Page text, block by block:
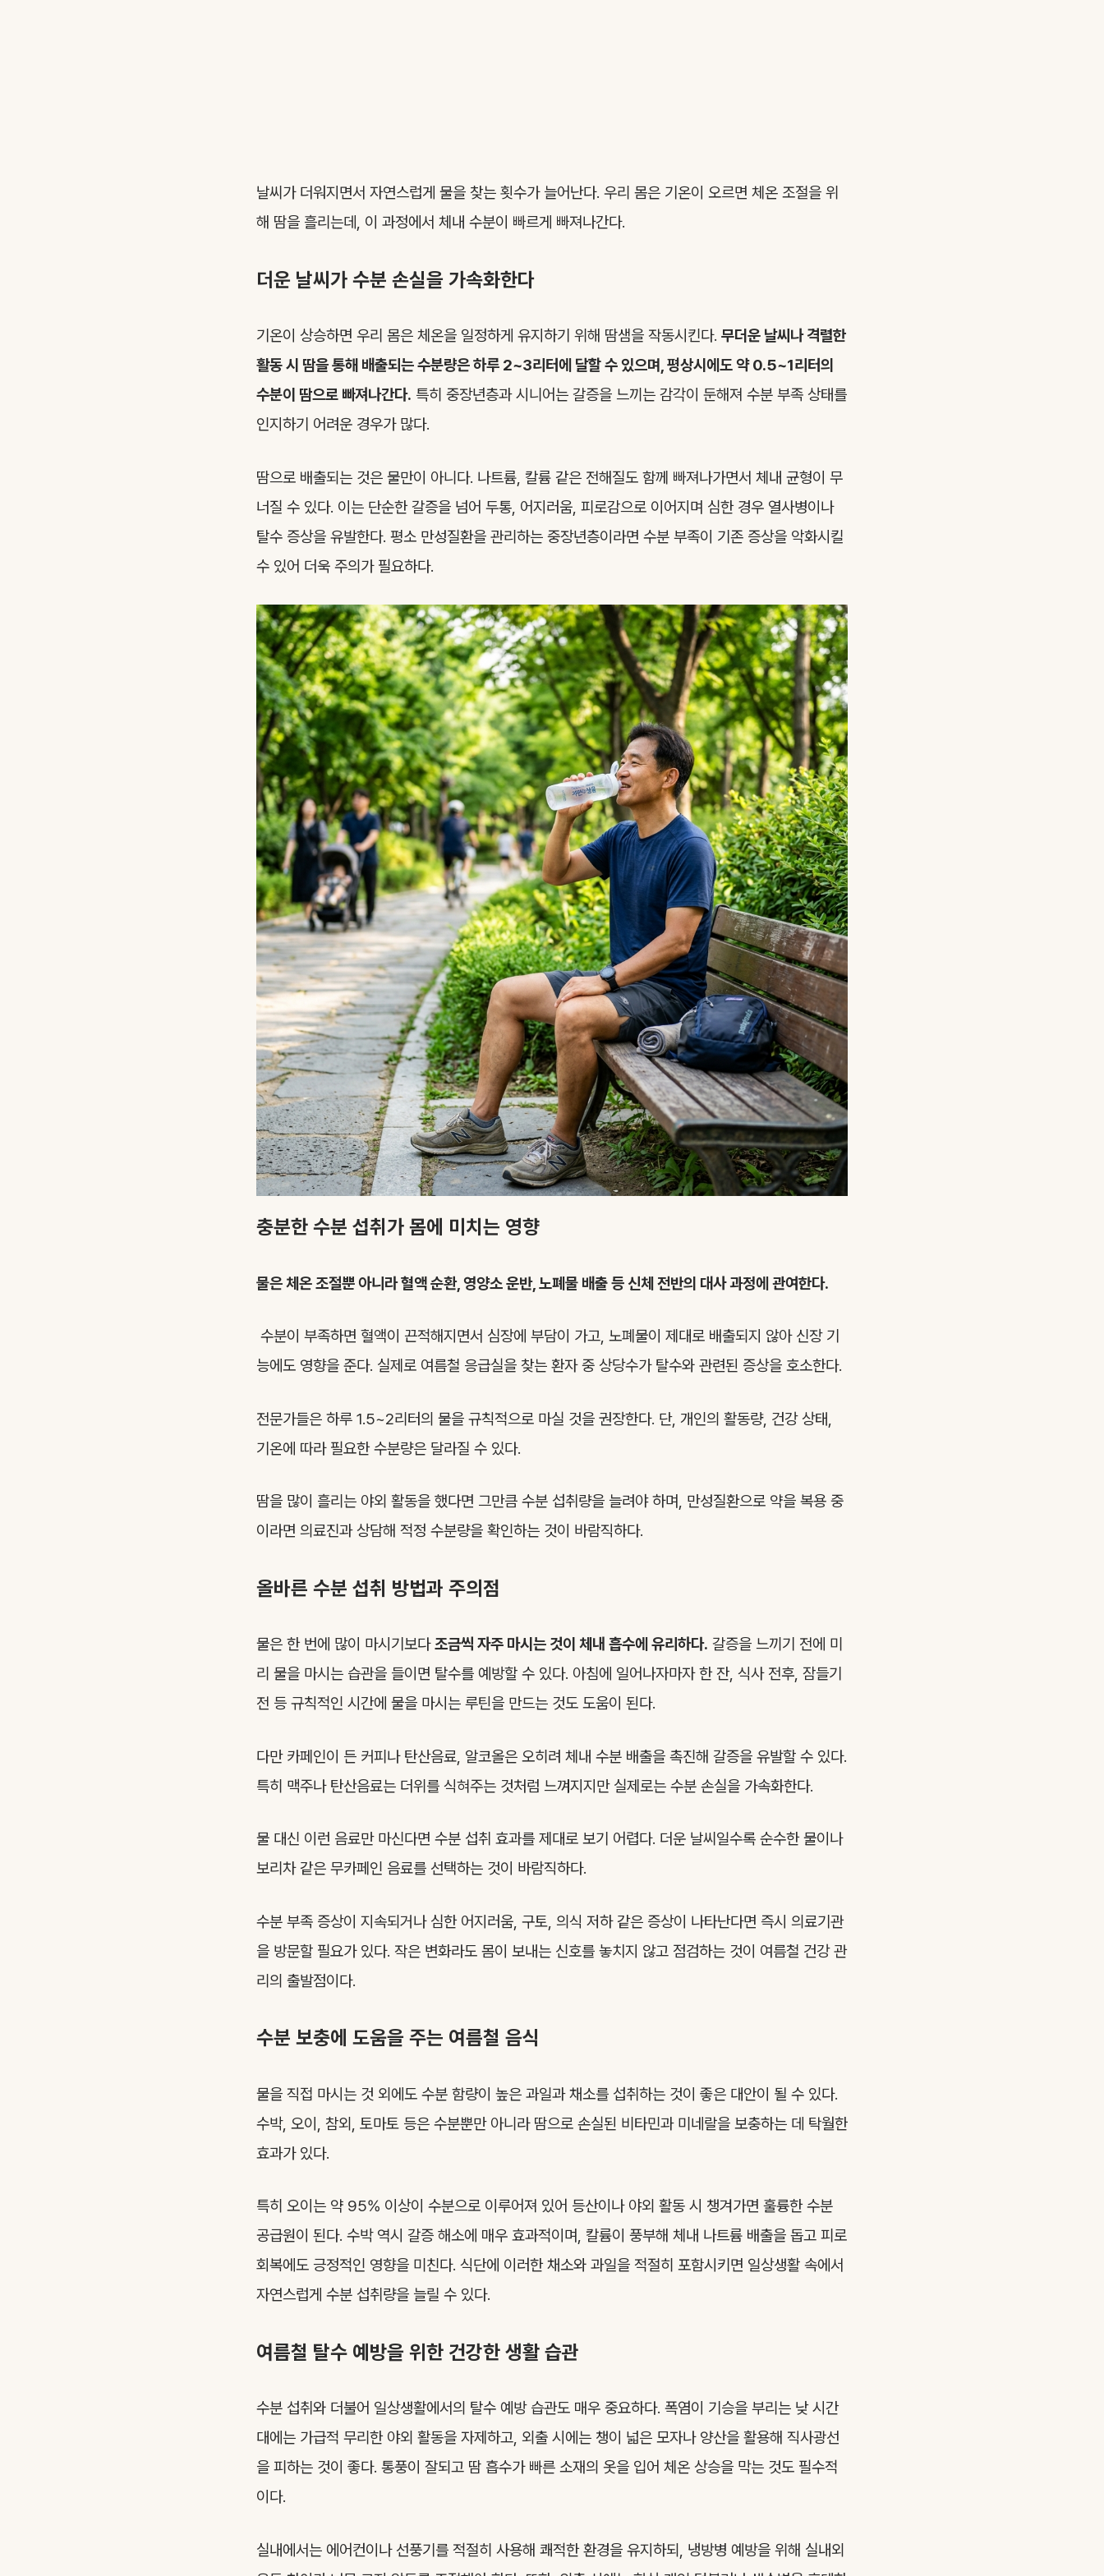
날씨가 더워지면서 자연스럽게 물을 찾는 횟수가 늘어난다. 우리 몸은 기온이 오르면 체온 조절을 위
해 땀을 흘리는데, 이 과정에서 체내 수분이 빠르게 빠져나간다.
더운 날씨가 수분 손실을 가속화한다
기온이 상승하면 우리 몸은 체온을 일정하게 유지하기 위해 땀샘을 작동시킨다. 무더운 날씨나 격렬한
활동 시 땀을 통해 배출되는 수분량은 하루 2~3리터에 달할 수 있으며, 평상시에도 약 0.5~1리터의
수분이 땀으로 빠져나간다. 특히 중장년층과 시니어는 갈증을 느끼는 감각이 둔해져 수분 부족 상태를
인지하기 어려운 경우가 많다.
땀으로 배출되는 것은 물만이 아니다. 나트륨, 칼륨 같은 전해질도 함께 빠져나가면서 체내 균형이 무
너질 수 있다. 이는 단순한 갈증을 넘어 두통, 어지러움, 피로감으로 이어지며 심한 경우 열사병이나
탈수 증상을 유발한다. 평소 만성질환을 관리하는 중장년층이라면 수분 부족이 기존 증상을 악화시킬
수 있어 더욱 주의가 필요하다.
충분한 수분 섭취가 몸에 미치는 영향
물은 체온 조절뿐 아니라 혈액 순환, 영양소 운반, 노폐물 배출 등 신체 전반의 대사 과정에 관여한다.
수분이 부족하면 혈액이 끈적해지면서 심장에 부담이 가고, 노폐물이 제대로 배출되지 않아 신장 기
능에도 영향을 준다. 실제로 여름철 응급실을 찾는 환자 중 상당수가 탈수와 관련된 증상을 호소한다.
전문가들은 하루 1.5~2리터의 물을 규칙적으로 마실 것을 권장한다. 단, 개인의 활동량, 건강 상태,
기온에 따라 필요한 수분량은 달라질 수 있다.
땀을 많이 흘리는 야외 활동을 했다면 그만큼 수분 섭취량을 늘려야 하며, 만성질환으로 약을 복용 중
이라면 의료진과 상담해 적정 수분량을 확인하는 것이 바람직하다.
올바른 수분 섭취 방법과 주의점
물은 한 번에 많이 마시기보다조금씩 자주 마시는 것이 체내 흡수에 유리하다. 갈증을 느끼기 전에 미
리 물을 마시는 습관을 들이면 탈수를 예방할 수 있다. 아침에 일어나자마자 한 잔, 식사 전후, 잠들기
전 등 규칙적인 시간에 물을 마시는 루틴을 만드는 것도 도움이 된다.
다만 카페인이 든 커피나 탄산음료, 알코올은 오히려 체내 수분 배출을 촉진해 갈증을 유발할 수 있다.
특히 맥주나 탄산음료는 더위를 식혀주는 것처럼 느껴지지만 실제로는 수분 손실을 가속화한다.
물 대신 이런 음료만 마신다면 수분 섭취 효과를 제대로 보기 어렵다. 더운 날씨일수록 순수한 물이나
보리차 같은 무카페인 음료를 선택하는 것이 바람직하다.
수분 부족 증상이 지속되거나 심한 어지러움, 구토, 의식 저하 같은 증상이 나타난다면 즉시 의료기관
을 방문할 필요가 있다. 작은 변화라도 몸이 보내는 신호를 놓치지 않고 점검하는 것이 여름철 건강 관
리의 출발점이다.
수분 보충에 도움을 주는 여름철 음식
물을 직접 마시는 것 외에도 수분 함량이 높은 과일과 채소를 섭취하는 것이 좋은 대안이 될 수 있다.
수박, 오이, 참외, 토마토 등은 수분뿐만 아니라 땀으로 손실된 비타민과 미네랄을 보충하는 데 탁월한
효과가 있다.
특히 오이는 약 95% 이상이 수분으로 이루어져 있어 등산이나 야외 활동 시 챙겨가면 훌륭한 수분
공급원이 된다. 수박 역시 갈증 해소에 매우 효과적이며, 칼륨이 풍부해 체내 나트륨 배출을 돕고 피로
회복에도 긍정적인 영향을 미친다. 식단에 이러한 채소와 과일을 적절히 포함시키면 일상생활 속에서
자연스럽게 수분 섭취량을 늘릴 수 있다.
여름철 탈수 예방을 위한 건강한 생활 습관
수분 섭취와 더불어 일상생활에서의 탈수 예방 습관도 매우 중요하다. 폭염이 기승을 부리는 낮 시간
대에는 가급적 무리한 야외 활동을 자제하고, 외출 시에는 챙이 넓은 모자나 양산을 활용해 직사광선
을 피하는 것이 좋다. 통풍이 잘되고 땀 흡수가 빠른 소재의 옷을 입어 체온 상승을 막는 것도 필수적
이다.
실내에서는 에어컨이나 선풍기를 적절히 사용해 쾌적한 환경을 유지하되, 냉방병 예방을 위해 실내외